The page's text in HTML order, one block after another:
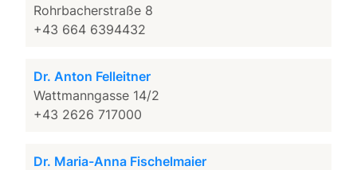
Rohrbacherstraße 8
+43 664 6394432
Dr. Anton Felleitner
Wattmanngasse 14/2
+43 2626 717000
Dr. Maria-Anna Fischelmaier